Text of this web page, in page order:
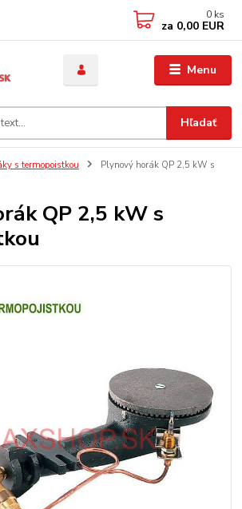
Menu
Hľadať
0 ks
za 0,00 EUR
s termopoistkou
Plynový horák QP 2,5 kW s
QP 2,5 kW s